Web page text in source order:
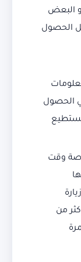
البعض
الحصول
الحصول
وقت
من